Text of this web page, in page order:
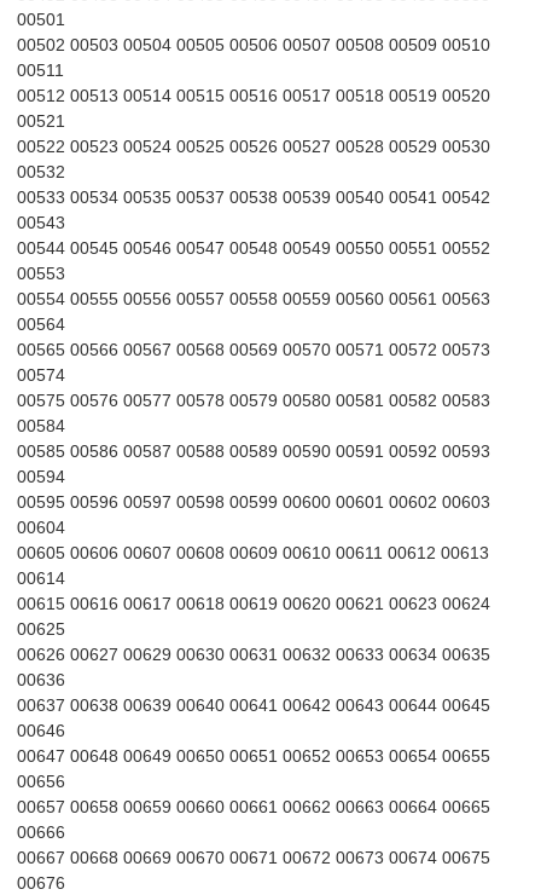
00501
00502 00503 00504 00505 00506 00507 00508 00509 00510
00511
00512 00513 00514 00515 00516 00517 00518 00519 00520
00521
00522 00523 00524 00525 00526 00527 00528 00529 00530
00532
00533 00534 00535 00537 00538 00539 00540 00541 00542
00543
00544 00545 00546 00547 00548 00549 00550 00551 00552
00553
00554 00555 00556 00557 00558 00559 00560 00561 00563
00564
00565 00566 00567 00568 00569 00570 00571 00572 00573
00574
00575 00576 00577 00578 00579 00580 00581 00582 00583
00584
00585 00586 00587 00588 00589 00590 00591 00592 00593
00594
00595 00596 00597 00598 00599 00600 00601 00602 00603
00604
00605 00606 00607 00608 00609 00610 00611 00612 00613
00614
00615 00616 00617 00618 00619 00620 00621 00623 00624
00625
00626 00627 00629 00630 00631 00632 00633 00634 00635
00636
00637 00638 00639 00640 00641 00642 00643 00644 00645
00646
00647 00648 00649 00650 00651 00652 00653 00654 00655
00656
00657 00658 00659 00660 00661 00662 00663 00664 00665
00666
00667 00668 00669 00670 00671 00672 00673 00674 00675
00676